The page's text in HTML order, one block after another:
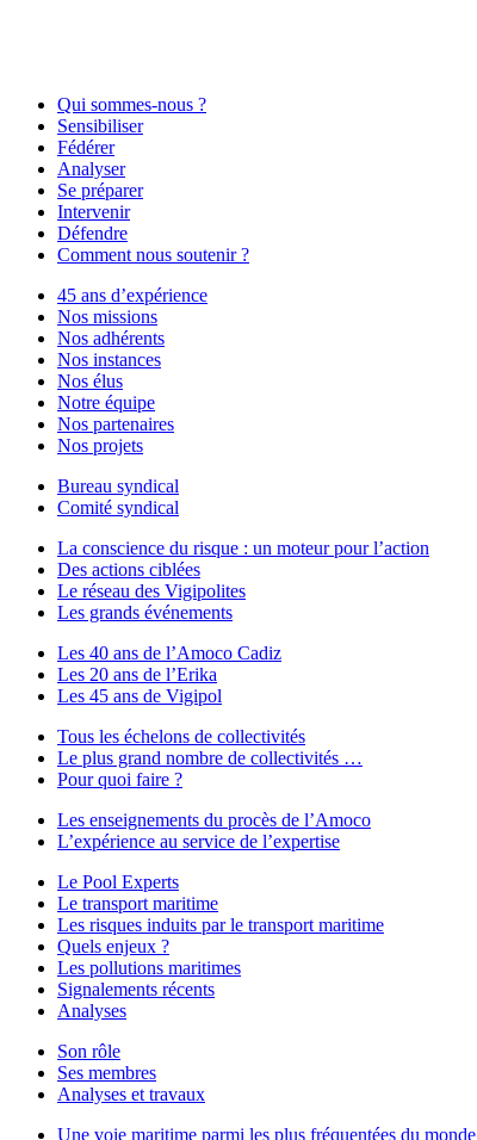
Qui sommes-nous ?
Sensibiliser
Fédérer
Analyser
Se préparer
Intervenir
Défendre
Comment nous soutenir ?
45 ans d’expérience
Nos missions
Nos adhérents
Nos instances
Nos élus
Notre équipe
Nos partenaires
Nos projets
Bureau syndical
Comité syndical
La conscience du risque : un moteur pour l’action
Des actions ciblées
Le réseau des Vigipolites
Les grands événements
Les 40 ans de l’Amoco Cadiz
Les 20 ans de l’Erika
Les 45 ans de Vigipol
Tous les échelons de collectivités
Le plus grand nombre de collectivités …
Pour quoi faire ?
Les enseignements du procès de l’Amoco
L’expérience au service de l’expertise
Le Pool Experts
Le transport maritime
Les risques induits par le transport maritime
Quels enjeux ?
Les pollutions maritimes
Signalements récents
Analyses
Son rôle
Ses membres
Analyses et travaux
Une voie maritime parmi les plus fréquentées du monde